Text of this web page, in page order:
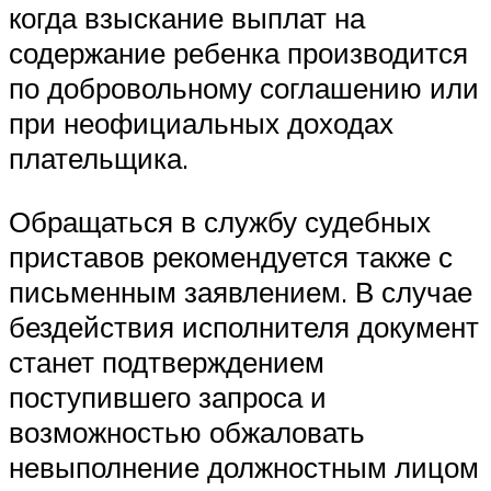
когда взыскание выплат на
содержание ребенка производится
по добровольному соглашению или
при неофициальных доходах
плательщика.
Обращаться в службу судебных
приставов рекомендуется также с
письменным заявлением. В случае
бездействия исполнителя документ
станет подтверждением
поступившего запроса и
возможностью обжаловать
невыполнение должностным лицом